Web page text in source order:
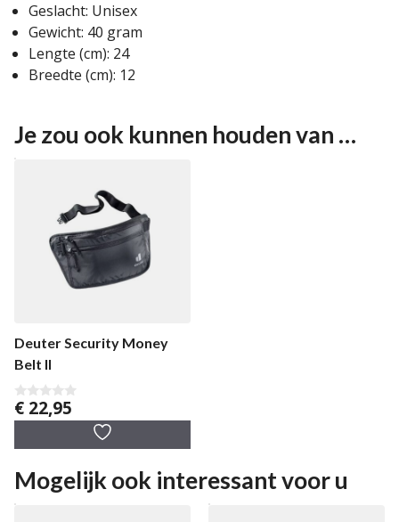
Geslacht: Unisex
Gewicht: 40 gram
Lengte (cm): 24
Breedte (cm): 12
Je zou ook kunnen houden van …
Deuter Security Money
Belt II
0
v
€ 22,95
Mogelijk ook interessant voor u